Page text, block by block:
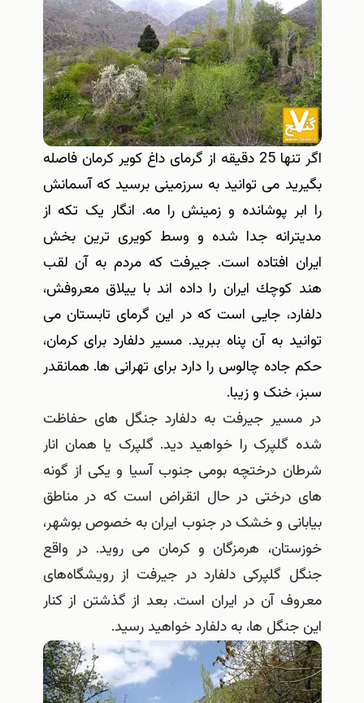
اگر تنها 25 دقیقه از گرمای داغ كویر كرمان فاصله
بگیرید می توانید به سرزمینی برسید که آسمانش
را ابر پوشانده و زمینش را مه. انگار یک تکه از
مدیترانه جدا شده و وسط کویری ترین بخش
ایران افتاده است. جیرفت که مردم به آن لقب
هند كوچك ایران را داده اند با ییلاق معروفش،
دلفارد، جایی است که در این گرمای تابستان می
توانید به آن پناه ببرید. مسیر دلفارد برای کرمان،
حکم جاده چالوس را دارد برای تهرانی ها. همانقدر
سبز، خنک و زیبا.
در مسیر جیرفت به دلفارد جنگل های حفاظت
شده گلپرک را خواهید دید. گلپرک یا همان انار
شرطان درختچه بومی جنوب آسیا و یکی از گونه
های درختی در حال انقراض است که در مناطق
بیابانی و خشک در جنوب ایران به خصوص بوشهر،
خوزستان، هرمزگان و کرمان می روید. در واقع
جنگل گلپرکی دلفارد در جیرفت از رویشگاه‌های
معروف آن در ایران است. بعد از گذشتن از کنار
این جنگل ها، به دلفارد خواهید رسید.